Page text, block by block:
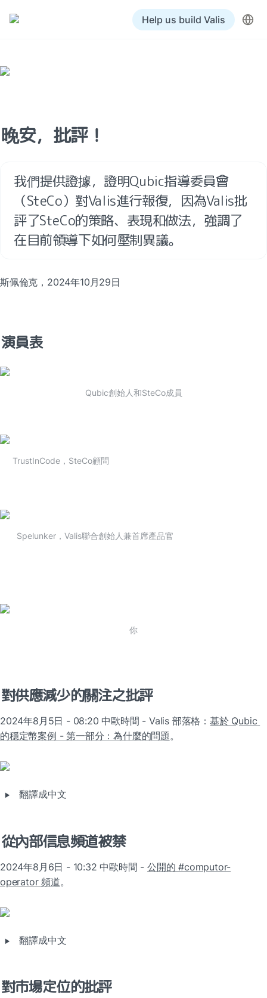
Help us build Valis
晚安，批評！
我們提供證據，證明Qubic指導委員會
（SteCo）對Valis進行報復，因為Valis批
評了SteCo的策略、表現和做法，強調了
在目前領導下如何壓制異議。
斯佩倫克，2024年10月29日
演員表
Qubic創始人和SteCo成員
TrustInCode，SteCo顧問
Spelunker，Valis聯合創始人兼首席產品官
你
對供應減少的關注之批評
2024年8月5日 - 08:20 中歐時間 - Valis 部落格： 基於 Qubic
的穩定幣案例 - 第一部分：為什麼的問題。
‣ 翻譯成中文
從內部信息頻道被禁
2024年8月6日 - 10:32 中歐時間 - 公開的 #computor-
operator 頻道。
‣ 翻譯成中文
對市場定位的批評